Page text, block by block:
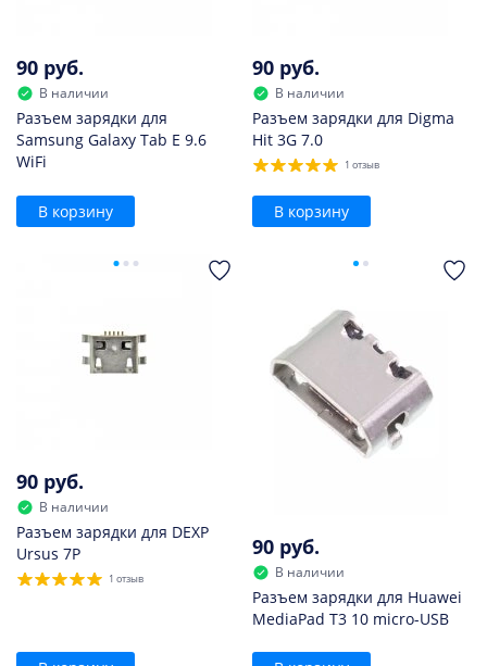
90 руб.
В наличии
Разъем зарядки для
Samsung Galaxy Tab E 9.6
WiFi
В корзину
90 руб.
В наличии
Разъем зарядки для Digma
Hit 3G 7.0
1 отзыв
В корзину
90 руб.
В наличии
Разъем зарядки для DEXP
Ursus 7P
1 отзыв
90 руб.
В наличии
Разъем зарядки для Huawei
MediaPad T3 10 micro-USB